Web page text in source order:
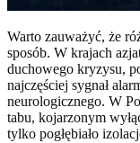
Warto zauważyć, że
sposób. W krajach
duchowego kryzysu,
najczęściej sygnał
neurologicznego. W
tabu, kojarzonym
tylko pogłębiało